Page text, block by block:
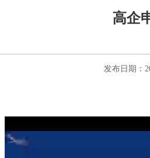
高企
发布日期：